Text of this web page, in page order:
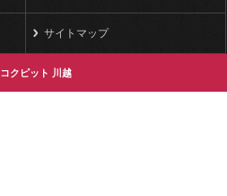
サイトマップ
コクピット 川越